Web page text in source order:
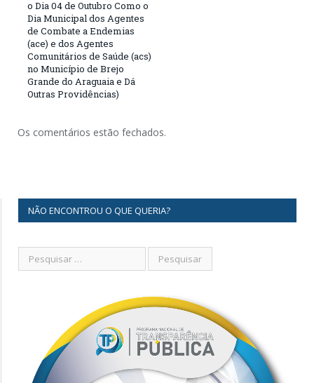
o Dia 04 de Outubro Como o
Dia Municipal dos Agentes
de Combate a Endemias
(ace) e dos Agentes
Comunitários de Saúde (acs)
no Município de Brejo
Grande do Araguaia e Dá
Outras Providências)
Os comentários estão fechados.
NÃO ENCONTROU O QUE QUERIA?